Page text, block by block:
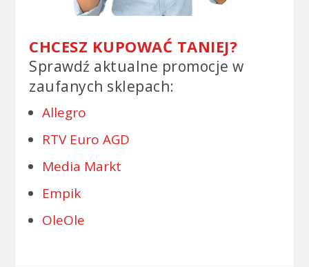
CHCESZ KUPOWAĆ TANIEJ?
Sprawdź aktualne promocje w
zaufanych sklepach:
Allegro
RTV Euro AGD
Media Markt
Empik
OleOle